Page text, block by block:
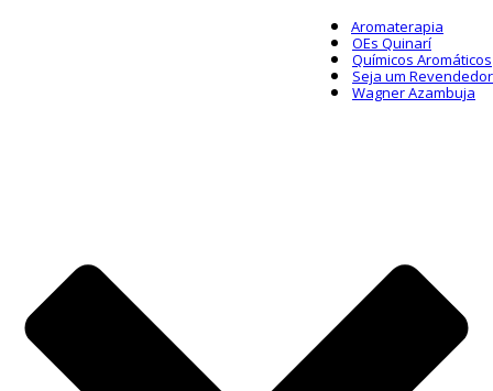
Aromaterapia
OEs Quinarí
Químicos Aromáticos
Seja um Revendedor
Wagner Azambuja